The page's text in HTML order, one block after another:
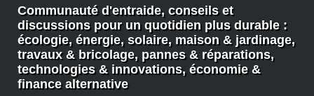
Communauté d'entraide, conseils et
discussions pour un quotidien plus durable :
écologie, énergie, solaire, maison & jardinage,
travaux & bricolage, pannes & réparations,
technologies & innovations, économie &
finance alternative